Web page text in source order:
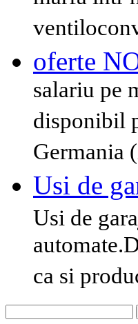
oferte
salariu pe
disponibil
Usi de
Usi de
ca si